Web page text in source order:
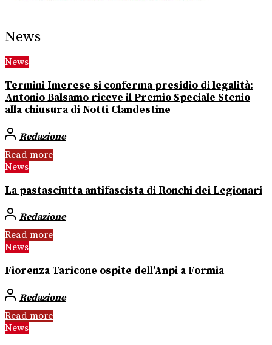
News
News
Termini Imerese si conferma presidio di legalità:
Antonio Balsamo riceve il Premio Speciale Stenio
alla chiusura di Notti Clandestine
Redazione
Read more
News
La pastasciutta antifascista di Ronchi dei Legionari
Redazione
Read more
News
Fiorenza Taricone ospite dell’Anpi a Formia
Redazione
Read more
News